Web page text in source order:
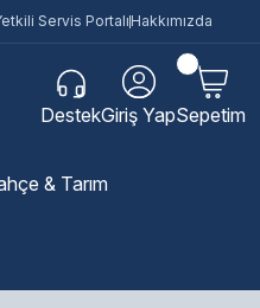
Servis PortalıHakkımızda
DestekGiriş YapSepetim
& Tarım